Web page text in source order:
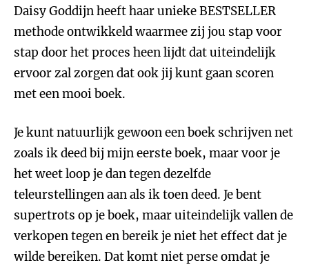
Daisy Goddijn heeft haar unieke BESTSELLER
methode ontwikkeld waarmee zij jou stap voor
stap door het proces heen lijdt dat uiteindelijk
ervoor zal zorgen dat ook jij kunt gaan scoren
met een mooi boek.
Je kunt natuurlijk gewoon een boek schrijven net
zoals ik deed bij mijn eerste boek, maar voor je
het weet loop je dan tegen dezelfde
teleurstellingen aan als ik toen deed. Je bent
supertrots op je boek, maar uiteindelijk vallen de
verkopen tegen en bereik je niet het effect dat je
wilde bereiken. Dat komt niet perse omdat je